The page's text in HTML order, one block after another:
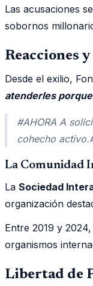
Las acusaciones
sobornos
Reacciones
Desde el exilio,
atenderles
#AHORA A
cohecho
La Comunidad
La Sociedad
organización
Entre 2019 y 2024,
organismos
Libertad de